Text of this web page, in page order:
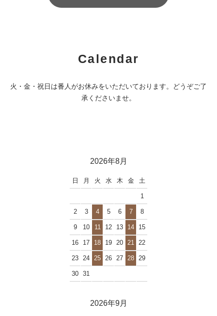
Calendar
火・金・祝日は番人がお休みをいただいております。どうぞご了
承くださいませ。
2026年8月
日 月 火 水 木 金 土
1
2 3 4 5 6 7 8
9 10 11 12 13 14 15
16 17 18 19 20 21 22
23 24 25 26 27 28 29
30 31
2026年9月